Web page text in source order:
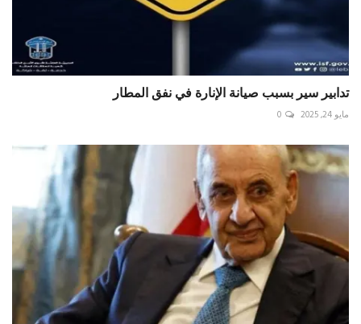
تدابير سير بسبب صيانة الإنارة في نفق المطار
مايو 24, 2025 0